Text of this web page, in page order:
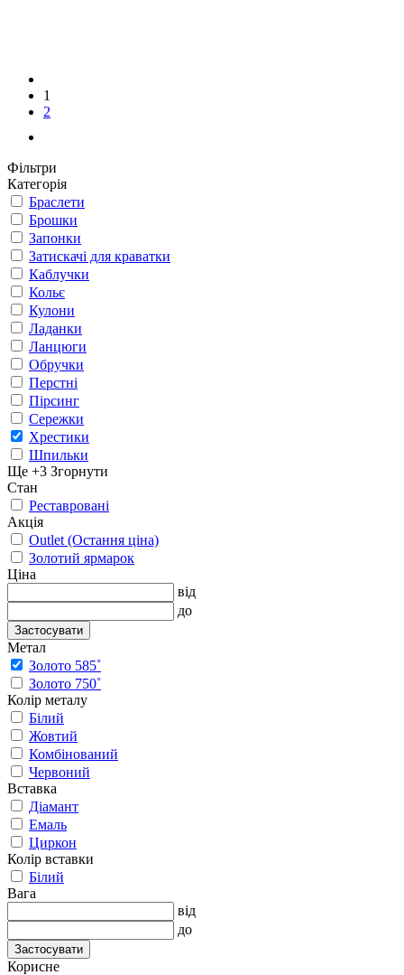
1
2
Фільтри
Категорія
Браслети
Брошки
Запонки
Затискачі для краватки
Каблучки
Кольє
Кулони
Ладанки
Ланцюги
Обручки
Перстні
Пірсинг
Сережки
Хрестики
Шпильки
Ще +3 Згорнути
Стан
Реставровані
Акція
Outlet (Остання ціна)
Золотий ярмарок
Ціна
від
до
Застосувати
Метал
Золото 585˚
Золото 750˚
Колір металу
Білий
Жовтий
Комбінований
Червоний
Вставка
Діамант
Емаль
Циркон
Колір вставки
Білий
Вага
від
до
Застосувати
Корисне